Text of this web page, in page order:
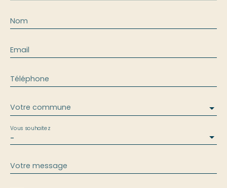
Nom
Email
Téléphone
Votre commune
-
Vous souhaitez
Votre message